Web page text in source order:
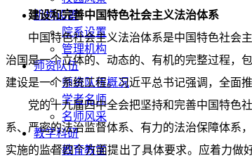
机构设置
院系设置
管理机构
师资队伍
师资队伍概况
学者名师
名师风采
教学科研
教育教学
建设和完善中国特色社会主义法治体系
中国特色社会主义法治体系是中国特色社会
治国是一个立体的、动态的、有机的完整过程，
建设是一个系统工程。习近平总书记强调，全面
党的十九届四中全会把坚持和完善中国特色
系、严密的法治监督体系、有力的法治保障体系
实施的监督四个方面提出了具体要求。应着力做